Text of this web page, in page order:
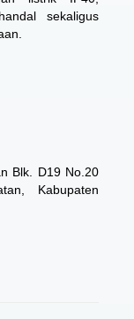
sekaligus
Blk. D19 No.20
Kabupaten